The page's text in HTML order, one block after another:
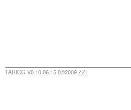
TARICG V0.10.06.15.0©2009ZZI